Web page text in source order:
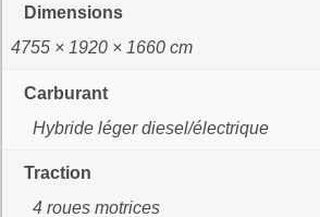
Dimensions
4755 × 1920 × 1660 cm
Carburant
Hybride léger diesel/électrique
Traction
4 roues motrices